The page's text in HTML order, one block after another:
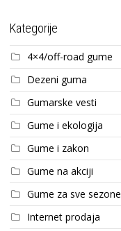
Kategorije
4×4/off-road gume
Dezeni guma
Gumarske vesti
Gume i ekologija
Gume i zakon
Gume na akciji
Gume za sve sezone
Internet prodaja